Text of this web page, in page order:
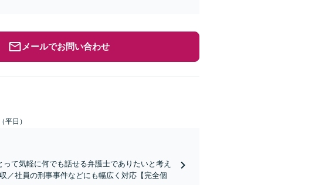
メールでお問い合わせ
平日）
て気軽に何でも話せる弁護士でありたいと考え
／社員の刑事事件などにも幅広く対応【完全個